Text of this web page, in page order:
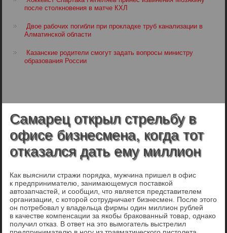
после столкновения в матче КХЛ
Двое рабочих погибли при прокладке труб канализации в
Алматинской области
Казанские родители смогут задать вопросы министру
образования России
Самарец открыл стрельбу в
офисе бизнесмена, когда тот
отказался дать ему миллион
Как выяснили стражи порядка, мужчина пришел в офис
к предпринимателю, занимающемуся поставкой
автозапчастей, и сообщил, что является представителем
организации, с которой сотрудничает бизнесмен. После этого
он потребовал у владельца фирмы один миллион рублей
в качестве компенсации за якобы бракованный товар, однако
получил отказ. В ответ на это вымогатель выстрелил